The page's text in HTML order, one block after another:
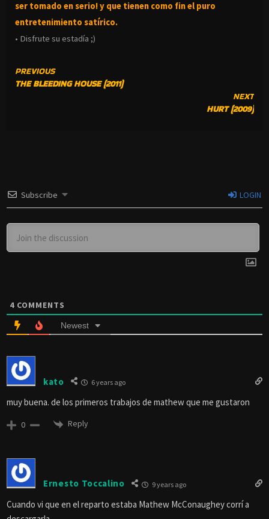
ser tomado en serio! y que tienen como fin el puro
entretenimiento satírico.
• Disfrute su estadía ;)
CONTINUE
READING
PREVIOUS
THE BLEEDING HOUSE (2011)
NEXT
HURT (2009)
Subscribe LOGIN
4 COMMENTS
Newest
kato 6 years ago
muy buena. de los primeros trabajos de mathew que me gustaron
0 Reply
Ernesto Toccalino 9 years ago
Cuando vi que en el reparto estaba Mathew McConaughey corrí a